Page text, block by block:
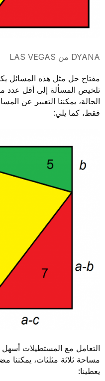
DYANA من LAS VEGAS
مفتاح حل مثل هذه المسائل
تلخيص المسألة إلى أقل عدد
الحالة، يمكننا التعبير عن
فقط، كما يلي:
التعامل مع المستطيلات أسهل
مساحة ثلاثة مثلثات، يمكننا
يعطينا: